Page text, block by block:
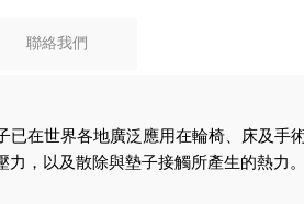
聯絡我們
已在世界各地廣泛應用在輪椅、床及
力，以及散除與墊子接觸所產生的熱力